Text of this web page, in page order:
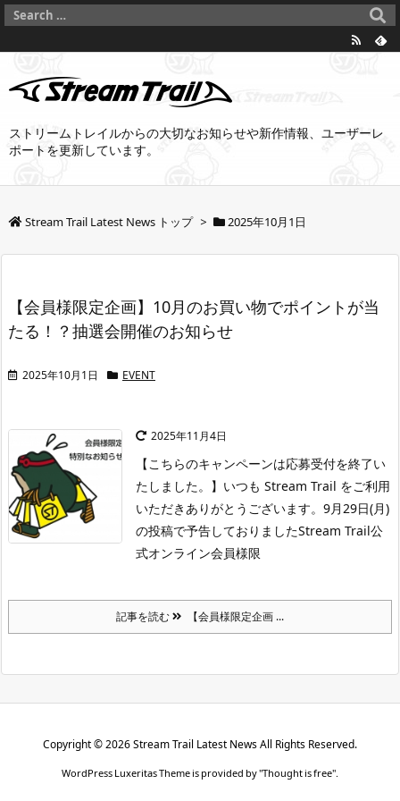
ストリームトレイルからの大切なお知らせや新作情報、ユーザーレ
ポートを更新しています。
Stream Trail Latest News トップ > 2025年10月1日
【会員様限定企画】10月のお買い物でポイントが当
たる！？抽選会開催のお知らせ
2025年10月1日 EVENT
2025年11月4日
【こちらのキャンペーンは応募受付を終了い
たしました。】 いつも Stream Trail をご利用
いただきありがとうございます。 9月29日(月)
の投稿で予告しておりましたStream Trail公
式オンライン会員様限
記事を読む 【会員様限定企画 ...
Copyright ©2026Stream Trail Latest NewsAll Rights Reserved.
WordPress Luxeritas Theme is provided by "Thought is free".